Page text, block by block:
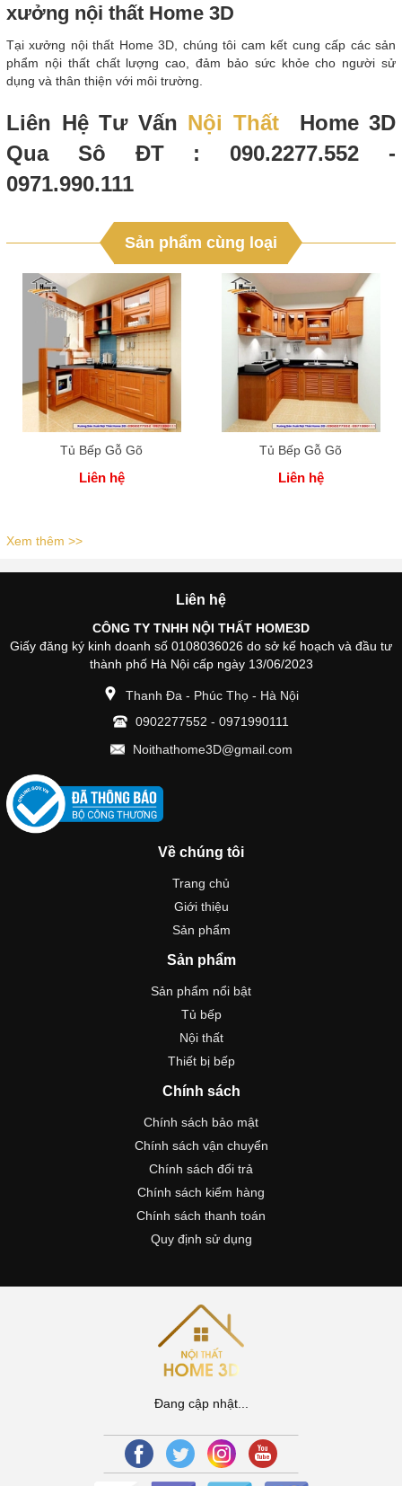
xưởng nội thất Home 3D
Tại xưởng nội thất Home 3D, chúng tôi cam kết cung cấp các sản
phẩm nội thất chất lượng cao, đảm bảo sức khỏe cho người sử
dụng và thân thiện với môi trường.
Liên Hệ Tư Vấn Nội ThấtHome 3D
Qua Sô ĐT : 090.2277.552 -
0971.990.111
Sản phẩm cùng loại
Tủ Bếp Gỗ Gõ
Liên hệ
Tủ Bếp Gỗ Gõ
Liên hệ
Xem thêm >>
Liên hệ
CÔNG TY TNHH NỘI THẤT HOME3D
Giấy đăng ký kinh doanh số 0108036026 do sở kế hoạch và đầu tư
thành phố Hà Nội cấp ngày 13/06/2023
Thanh Đa - Phúc Thọ - Hà Nội
0902277552 - 0971990111
Noithathome3D@gmail.com
Về chúng tôi
Trang chủ
Giới thiệu
Sản phẩm
Sản phẩm
Sản phẩm nổi bật
Tủ bếp
Nội thất
Thiết bị bếp
Chính sách
Chính sách bảo mật
Chính sách vận chuyển
Chính sách đổi trả
Chính sách kiểm hàng
Chính sách thanh toán
Quy định sử dụng
Đang cập nhật...